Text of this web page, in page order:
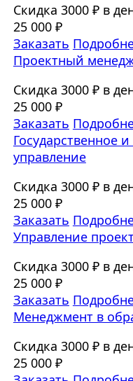
Скидка 3000 ₽ в
25 000 ₽
Заказать
Проектный
Скидка 3000 ₽ в
25 000 ₽
Заказать
Государственное
управление
Скидка 3000 ₽ в
25 000 ₽
Заказать
Управление
Скидка 3000 ₽ в
25 000 ₽
Заказать
Менеджмент в
Скидка 3000 ₽ в
25 000 ₽